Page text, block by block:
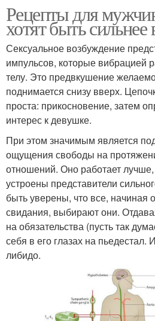
Рецепты для
хотят быть сильнее
Сексуальное возбуждение
импульсов, которые вибрацией
телу. Это предвкушение
поднимается снизу вверх.
проста: прикосновение, затем
интерес к девушке.
При этом значимым является
ощущения свободы на
отношений. Оно работает
устроены представители
быть уверены, что все, начиная
свидания, выбирают они.
на обязательства (пусть так
себя в его глазах на
либидо.